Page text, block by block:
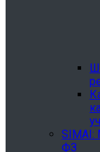
SIMAI:
ФЗ